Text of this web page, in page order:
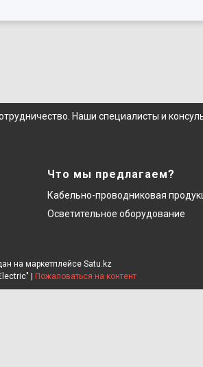
Наши специалисты и
Что мы предлагаем?
Кабельно-проводниковая
Осветительное оборудование
на маркетплейсе Satu.kz
Пожаловаться на контент